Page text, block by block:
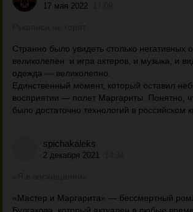
17 мая 2022
Странно было увидеть столько негативных
великолепен: и игра актеров, и музыка, и
одежда — великолепно.
Единственный момент, который оставил
восприятии — полет Маргариты. Понятно,
было достаточно технологий в российском
spichakaleks
2 декабря 2021
«Мастер и Маргарита» — бессмертный